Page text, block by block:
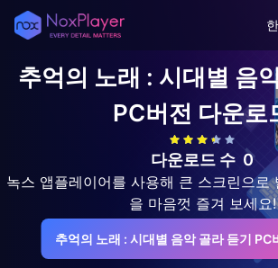
추억의 노래 : 시대별 음
PC버전 다운로
다운로드 수 0
녹스 앱플레이어를 사용해 큰 스크린으로
을 마음껏 즐겨 보세요!
추억의 노래 : 시대별 음악 골라 듣기 PC